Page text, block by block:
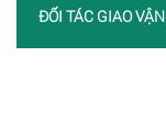
ĐỐI TÁC GIAO VẬN